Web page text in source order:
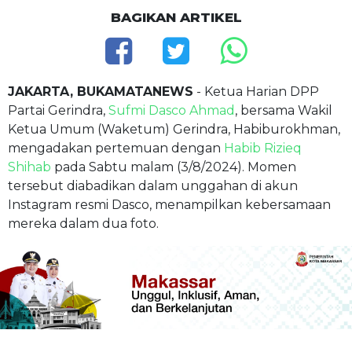
BAGIKAN ARTIKEL
JAKARTA, BUKAMATANEWS - Ketua Harian DPP
Partai Gerindra, Sufmi Dasco Ahmad , bersama Wakil
Ketua Umum (Waketum) Gerindra, Habiburokhman,
mengadakan pertemuan dengan Habib Rizieq
Shihab pada Sabtu malam (3/8/2024). Momen
tersebut diabadikan dalam unggahan di akun
Instagram resmi Dasco, menampilkan kebersamaan
mereka dalam dua foto.